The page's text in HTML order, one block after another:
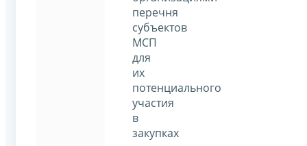
перечня
субъектов
МСП
для
их
потенциального
участия
в
закупках